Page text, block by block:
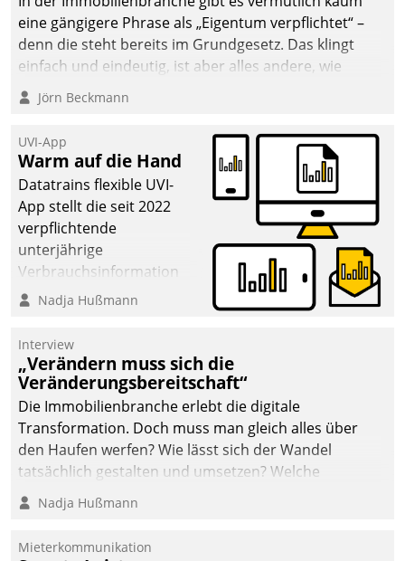
eine gängigere Phrase als „Eigentum verpflichtet“ –
denn die steht bereits im Grundgesetz. Das klingt
einfach und eindeutig, ist aber alles andere, wie
Branchenbeschäftigte wissen. Denn mit der
Verantwortung folgen Verpflichtungen.
Jörn Beckmann
UVI-App
Warm auf die Hand
Datatrains flexible UVI-
App stellt die seit 2022
verpflichtende
unterjährige
Verbrauchsinformation
schnell, zuverlässig und
Die monatlichen
Mitteilungen zum
Heizungs- und
Wasserverbrauch gehen
automatisiert, vollständig
und auf Wunsch über
mehrere zuvor
Kommunikationswege bei
Nadja Hußmann
Interview
„Verändern muss sich die
Veränderungsbereitschaft“
Die Immobilienbranche erlebt die digitale
Transformation. Doch muss man gleich alles über
den Haufen werfen? Wie lässt sich der Wandel
tatsächlich gestalten und umsetzen? Welche
Argumente zählen wirklich?
Nadja Hußmann
Mieterkommunikation